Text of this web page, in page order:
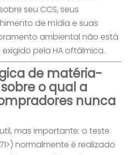
seu CCS, seus
de mídia e suas
ambiental não está
pela HA oftálmica.
de matéria-
o qual a
nunca
mas importante: o teste
normalmente é realizado